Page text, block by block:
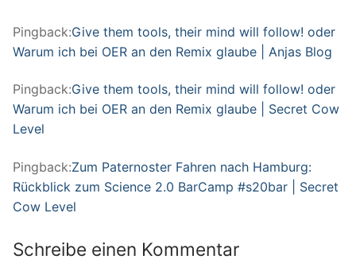
Pingback:Give them tools, their mind will follow! oder
Warum ich bei OER an den Remix glaube | Anjas Blog
Pingback:Give them tools, their mind will follow! oder
Warum ich bei OER an den Remix glaube | Secret Cow
Level
Pingback:Zum Paternoster Fahren nach Hamburg:
Rückblick zum Science 2.0 BarCamp #s20bar | Secret
Cow Level
Schreibe einen Kommentar